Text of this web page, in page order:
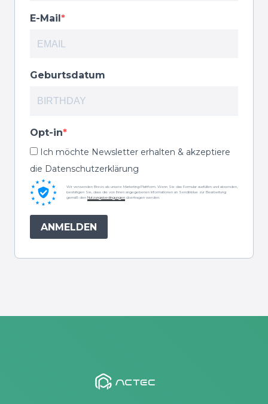
E-Mail
Geburtsdatum
Opt-in
Ich möchte Newsletter erhalten & akzeptiere
die Datenschutzerklärung
Wir verwenden Brevo als unsere Marketing-Plattform. Wenn Sie das Formular ausfüllen und absenden,
bestätigen Sie, dass die von Ihnen angegebenen Informationen an Sendinblue zur Bearbeitung
gemäß den Nutzungsbedingungen übertragen werden.
ANMELDEN